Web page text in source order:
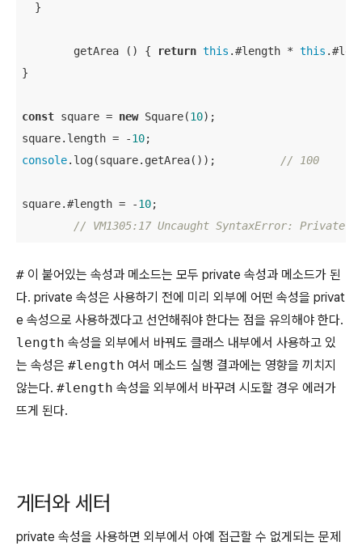
  }
	getArea () {
return this .#length * this
}
const square = new Square(10);
square.length = -10
console
// 100
square.#length = -10;
// VM1305:17 Uncaught SyntaxError:
# 이 붙어있는 속성과 메소드는 모두 private 속성과 메소드가 된
다. private 속성은 사용하기 전에 미리 외부에 어떤 속성을 privat
e 속성으로 사용하겠다고 선언해줘야 한다는 점을 유의해야 한다.
length 속성을 외부에서 바꿔도 클래스 내부에서 사용하고 있
는 속성은 #length 여서 메소드 실행 결과에는 영향을 끼치지
않는다. #length 속성을 외부에서 바꾸려 시도할 경우 에러가
뜨게 된다.
게터와 세터
private 속성을 사용하면 외부에서 아예 접근할 수 없게되는 문제